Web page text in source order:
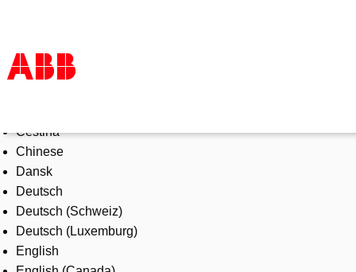
Products & Solutions
Industries
Services
About us
Where to buy
Contact us
Careers
Čeština
Chinese
Dansk
Deutsch
Deutsch (Schweiz)
Deutsch (Luxemburg)
English